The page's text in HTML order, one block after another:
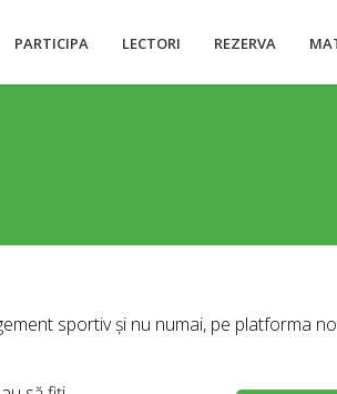
PARTICIPA LECTORI REZERVA
sportiv și nu numai, pe platforma